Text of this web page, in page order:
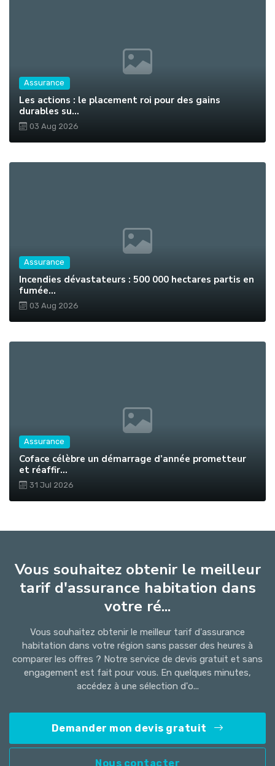
Assurance
Les actions : le placement roi pour des gains
durables su...
03 Aug 2026
Assurance
Incendies dévastateurs : 500 000 hectares partis en
fumée...
03 Aug 2026
Assurance
Coface célèbre un démarrage d’année prometteur
et réaffir...
31 Jul 2026
Vous souhaitez obtenir le meilleur
tarif d'assurance habitation dans
votre ré...
Vous souhaitez obtenir le meilleur tarif d'assurance
habitation dans votre région sans passer des heures à
comparer les offres ? Notre service de devis gratuit et sans
engagement est fait pour vous. En quelques minutes,
accédez à une sélection d'o...
Demander mon devis gratuit
Nous contacter